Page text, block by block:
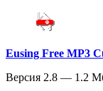
Eusing Free MP3
Версия 2.8 — 1.2